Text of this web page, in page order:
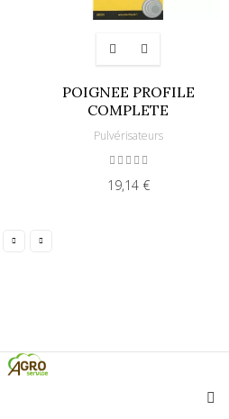
POIGNEE PROFILE
COMPLETE
Pulvérisateurs
19,14 €